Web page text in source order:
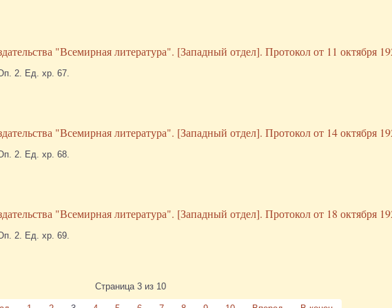
"Всемирная литература". [Западный отдел]. Протокол от 11 октября
2. Ед. хр. 67.
"Всемирная литература". [Западный отдел]. Протокол от 14 октября
2. Ед. хр. 68.
"Всемирная литература". [Западный отдел]. Протокол от 18 октября
2. Ед. хр. 69.
Страница 3 из 10